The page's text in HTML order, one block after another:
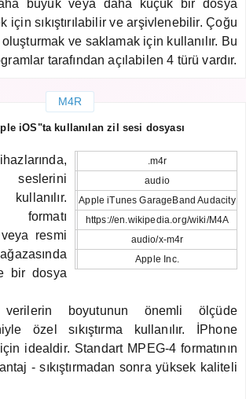
büyük veya daha küçük bir dosya
için sıkıştırılabilir ve arşivlenebilir. Çoğu
ve saklamak için kullanılır. Bu
tarafından açılabilen 4 türü vardır.
M4R
iOS"ta kullanılan zil sesi dosyası
.m4r
audio
Apple iTunes GarageBand Audacity
https://en.wikipedia.org/wiki/M4A
audio/x-m4r
Apple Inc.
seslerini
resmi
bir dosya
verilerin boyutunun önemli ölçüde
özel sıkıştırma kullanılır. İPhone
idealdir. Standart MPEG-4 formatının
- sıkıştırmadan sonra yüksek kaliteli